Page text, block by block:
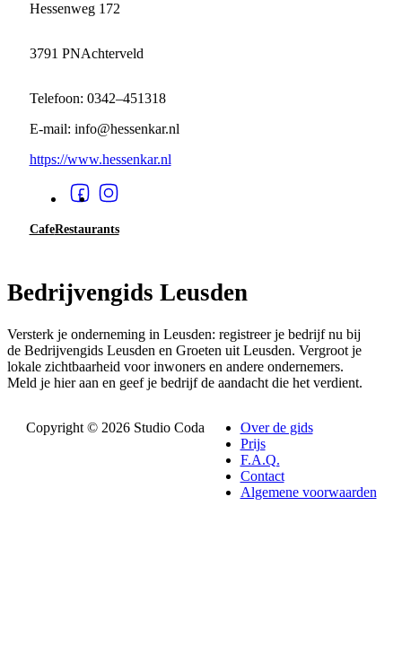
Hessenweg 172
3791 PNAchterveld
Telefoon: 0342–451318
E-mail: info@hessenkar.nl
https://www.hessenkar.nl
CafeRestaurants
Bedrijvengids Leusden
Versterk je onderneming in Leusden: registreer je bedrijf nu bij
de Bedrijvengids Leusden en Groeten uit Leusden. Vergroot je
lokale zichtbaarheid voor inwoners en andere ondernemers.
Meld je hier aan en geef je bedrijf de aandacht die het verdient.
Copyright © 2026 Studio Coda
Over de gids
Prijs
F.A.Q.
Contact
Algemene voorwaarden